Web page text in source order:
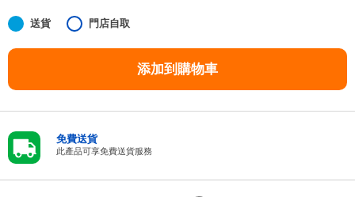
任天堂 Switch
人氣角色
送貨 門店自取
添加到購物車
免費送貨
此產品可享免費送貨服務